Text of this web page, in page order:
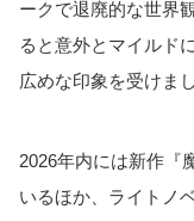
ークで退廃的な世界
ると意外とマイルド
広めな印象を受けまし
2026年内には新作『
いるほか、ライトノ